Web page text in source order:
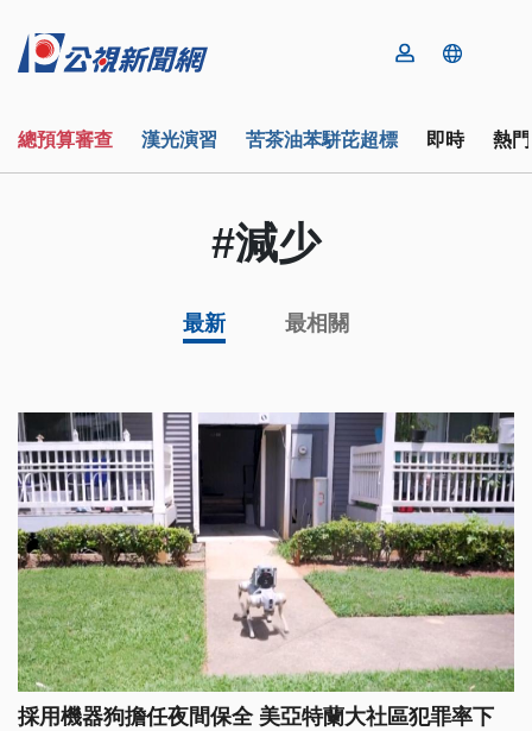
總預算審查 漢光演習 苦茶油苯駢芘超標 即時 熱
#減少
最新 最相關
採用機器狗擔任夜間保全 美亞特蘭大社區犯罪率下